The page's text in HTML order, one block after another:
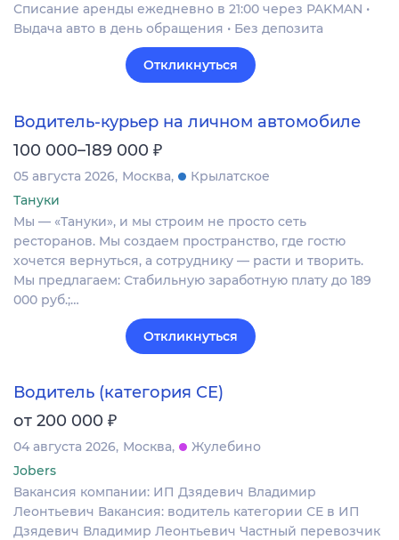
Списание аренды ежедневно в 21:00 через PAKMAN •
Выдача авто в день обращения • Без депозита
Откликнуться
Водитель-курьер на личном автомобиле
100 000–189 000 ₽
05 августа 2026 Москва
Крылатское
Тануки
Мы — «Тануки», и мы строим не просто сеть
ресторанов. Мы создаем пространство, где гостю
хочется вернуться, а сотруднику — расти и творить.
Мы предлагаем: Стабильную заработную плату до 189
000 руб.;…
Откликнуться
Водитель (категория СЕ)
от 200 000 ₽
04 августа 2026 Москва
Жулебино
Jobers
Вакансия компании: ИП Дзядевич Владимир
Леонтьевич Вакансия: водитель категории СЕ в ИП
Дзядевич Владимир Леонтьевич Частный перевозчик